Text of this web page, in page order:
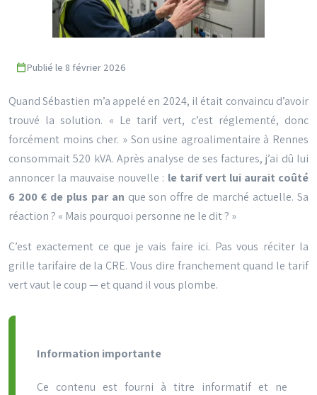
Publié le 8 février 2026
Quand Sébastien m’a appelé en 2024, il était convaincu d’avoir
trouvé la solution. « Le tarif vert, c’est réglementé, donc
forcément moins cher. » Son usine agroalimentaire à Rennes
consommait 520 kVA. Après analyse de ses factures, j’ai dû lui
annoncer la mauvaise nouvelle : le tarif vert lui aurait coûté
6 200 €de plus par an que son offre de marché actuelle. Sa
réaction ? « Mais pourquoi personne ne le dit ? »
C’est exactement ce que je vais faire ici. Pas vous réciter la
grille tarifaire de la CRE. Vous dire franchement quand le tarif
vert vaut le coup — et quand il vous plombe.
Information importante
Ce contenu est fourni à titre informatif et ne